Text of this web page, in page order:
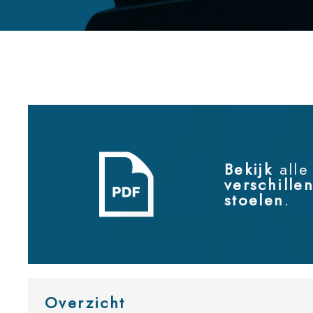
Bekijk alle
stoelen.
Overzicht